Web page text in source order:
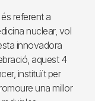
referent a
nuclear, vol
innovadora
aquest 4
instituït per
una millor